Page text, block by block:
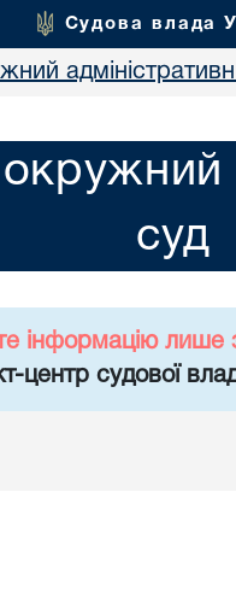
Судова влада
суд
інформацію лише
центр судової